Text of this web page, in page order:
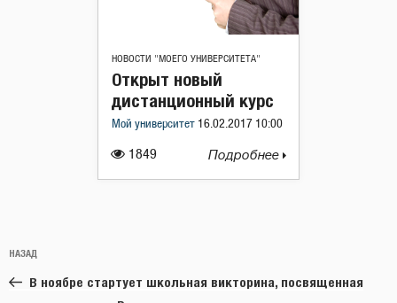
НОВОСТИ "МОЕГО УНИВЕРСИТЕТА"
1849
Открыт новый
дистанционный курс
Мой университет 16.02.2017 10:00
Подробнее
по
записям
Предыдущая
запись:
НАЗАД
В ноябре стартует школьная викторина, посвященная